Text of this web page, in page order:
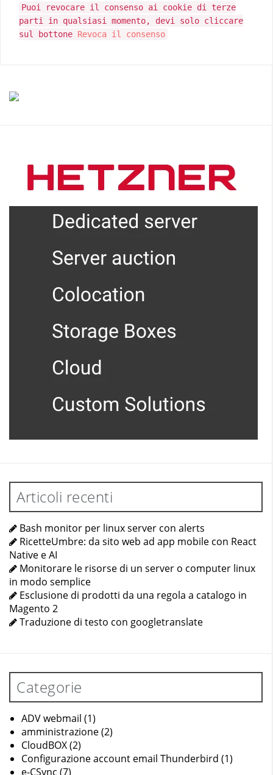
Puoi revocare il consenso ai cookie di terze
parti in qualsiasi momento, devi solo cliccare
sul bottone Revoca il consenso
Articoli recenti
Bash monitor per linux server con alerts
RicetteUmbre: da sito web ad app mobile con React
Native e AI
Monitorare le risorse di un server o computer linux
in modo semplice
Esclusione di prodotti da una regola a catalogo in
Magento 2
Traduzione di testo con googletranslate
Categorie
ADV webmail (1)
amministrazione(2)
CloudBOX(2)
Configurazione account email Thunderbird (1)
e-CSync (7)